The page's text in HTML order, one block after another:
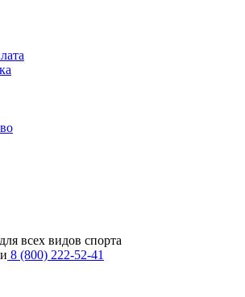
всех видов спорта
8 (800) 222-52-41